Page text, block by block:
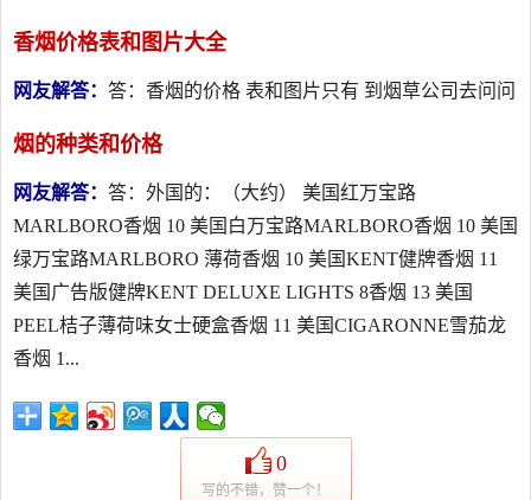
香烟价格表和图片大全
网友解答： 答：香烟的价格 表和图片只有 到烟草公司去问问
烟的种类和价格
网友解答： 答：外国的：（大约） 美国红万宝路
MARLBORO香烟 10 美国白万宝路MARLBORO香烟 10 美国
绿万宝路MARLBORO 薄荷香烟 10 美国KENT健牌香烟 11
美国广告版健牌KENT DELUXE LIGHTS 8香烟 13 美国
PEEL桔子薄荷味女士硬盒香烟 11 美国CIGARONNE雪茄龙
香烟 1...
0
写的不错，赞一个！